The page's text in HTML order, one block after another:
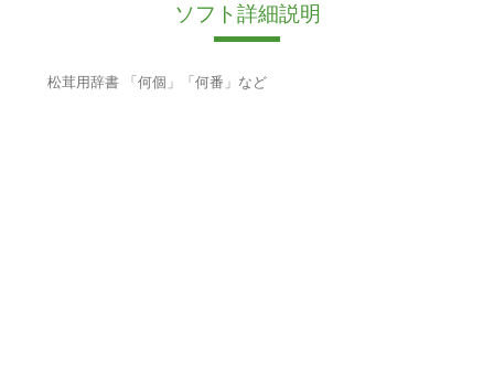
ソフト詳細説明
松茸用辞書 「何個」「何番」など